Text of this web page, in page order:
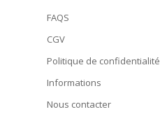
FAQS
CGV
Politique de confidentialité
Informations
Nous contacter